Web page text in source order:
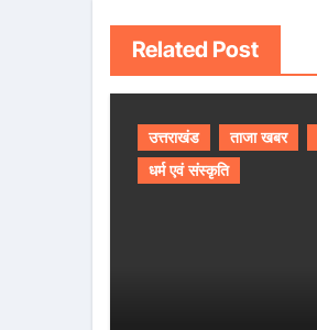
Related Post
उत्तराखंड ताजा खबर
धर्म एवं संस्कृति